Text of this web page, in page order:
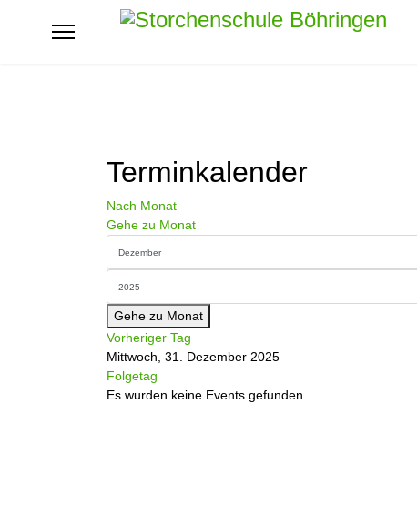
Terminkalender
Nach Monat
Gehe zu Monat
Gehe zu Monat
Vorheriger Tag
Mittwoch, 31. Dezember 2025
Folgetag
Es wurden keine Events gefunden